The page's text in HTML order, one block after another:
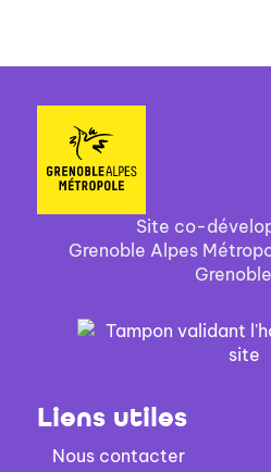
Site co-
Grenoble Alpes
Grenoble
Liens utiles
Nous contacter